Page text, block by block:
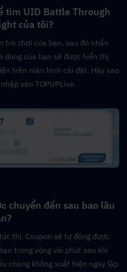
tìm UID Battle Through
của tôi?
trò chơi của bạn, sau đó nhấn
dùng của bạn sẽ được hiển thị
trên màn hình cài đặt. Hãy sao
vào TOPUPLive.
chuyển đến sau bao lâu
thì. Coupon sẽ tự động được
trong vòng vài phút sau khi
chúng không xuất hiện ngay lập